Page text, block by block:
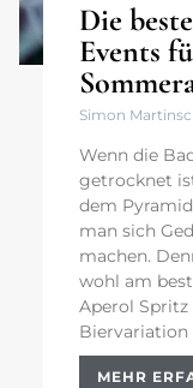
Die
Events
Simon
Wenn die
getrocknet
dem
man sich
machen.
wohl am
Aperol
Biervariation
MEHR